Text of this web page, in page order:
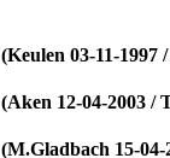
(Keulen 03-11-
(Aken 12-04-2003 /
(M.Gladbach 15-